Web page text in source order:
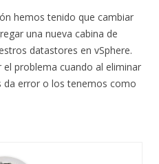
hemos tenido que cambiar
una nueva cabina de
datastores en vSphere.
problema cuando al eliminar
da error o los tenemos como